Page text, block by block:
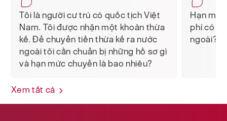
Tôi là người cư trú có quốc tịch Việt
Nam. Tôi được nhận một khoản thừa
kế. Để chuyển tiền thừa kế ra nước
ngoài tôi cần chuẩn bị những hồ sơ gì
và hạn mức chuyển là bao nhiêu?
Hạn
phí có
ngoài?
Xem tất cả